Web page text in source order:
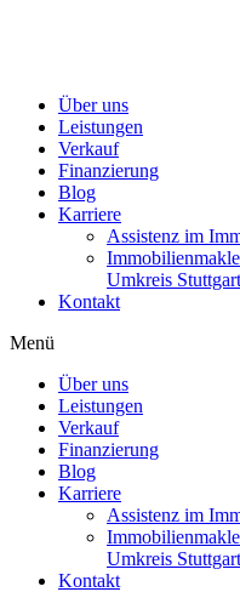
Über uns
Leistungen
Verkauf
Finanzierung
Blog
Karriere
Assistenz im
Umkreis Stuttgart
Kontakt
Menü
Über uns
Leistungen
Verkauf
Finanzierung
Blog
Karriere
Assistenz im
Umkreis Stuttgart
Kontakt